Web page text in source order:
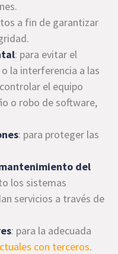
a fin de garantizar
: para evitar el
la interferencia a las
el equipo
o robo de software,
: para proteger las
del
los sistemas
servicios a través de
: para la adecuada
con terceros.